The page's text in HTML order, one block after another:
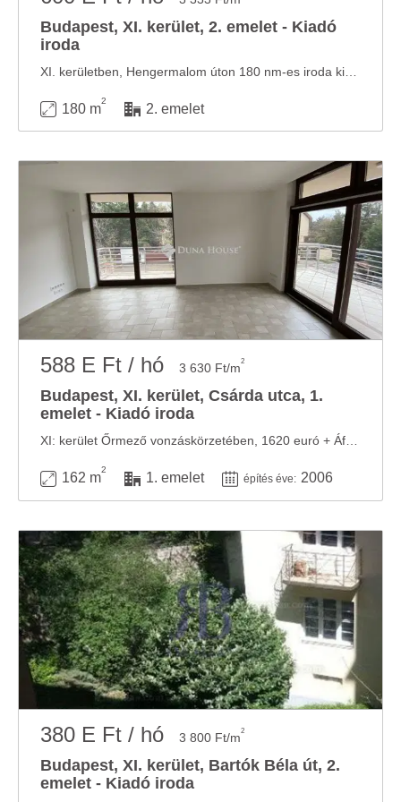
Budapest, XI. kerület, 2. emelet - Kiadó
iroda
180 m
2
2. emelet
588 E Ft / hó 3 630 Ft/m2
Budapest, XI. kerület, Csárda utca, 1.
emelet - Kiadó iroda
162 m
2
1. emelet építés éve: 2006
380 E Ft / hó 3 800 Ft/m2
Budapest, XI. kerület, Bartók Béla út, 2.
emelet - Kiadó iroda